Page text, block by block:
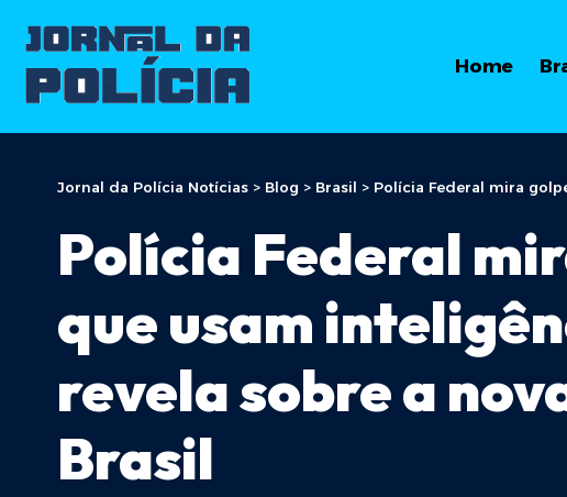
Home
Jornal da Polícia Notícias > Blog > Brasil > Polícia Federal mira golpes
Polícia Federal
que usam
revela sobre a
Brasil